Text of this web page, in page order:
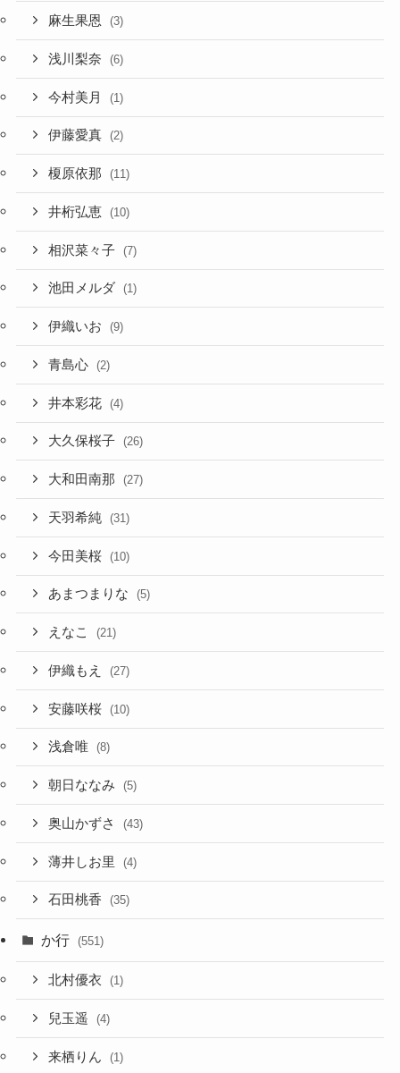
麻生果恩 (3)
浅川梨奈 (6)
今村美月 (1)
伊藤愛真 (2)
榎原依那 (11)
井桁弘恵 (10)
相沢菜々子 (7)
池田メルダ (1)
伊織いお (9)
青島心 (2)
井本彩花 (4)
大久保桜子 (26)
大和田南那 (27)
天羽希純 (31)
今田美桜 (10)
あまつまりな (5)
えなこ (21)
伊織もえ (27)
安藤咲桜 (10)
浅倉唯 (8)
朝日ななみ (5)
奥山かずさ (43)
薄井しお里 (4)
石田桃香 (35)
か行 (551)
北村優衣 (1)
兒玉遥 (4)
来栖りん (1)